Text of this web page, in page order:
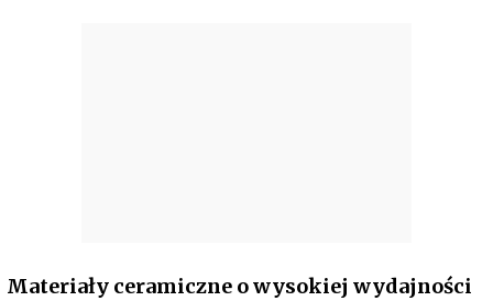
Materiały ceramiczne o wysokiej wydajności